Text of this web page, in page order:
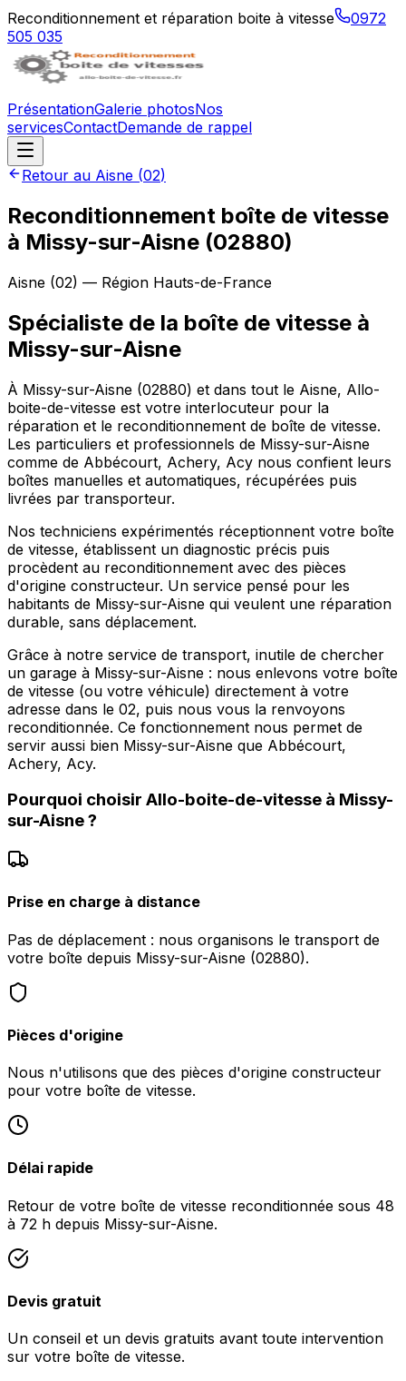
Reconditionnement et réparation boite à vitesse
0972
505 035
PrésentationGalerie photosNos
servicesContactDemande de rappel
Retour au Aisne (02)
Reconditionnement boîte de vitesse
à Missy-sur-Aisne (02880)
Aisne (02) — Région Hauts-de-France
Spécialiste de la boîte de vitesse à
Missy-sur-Aisne
À Missy-sur-Aisne (02880) et dans tout le Aisne, Allo-
boite-de-vitesse est votre interlocuteur pour la
réparation et le reconditionnement de boîte de vitesse.
Les particuliers et professionnels de Missy-sur-Aisne
comme de Abbécourt, Achery, Acy nous confient leurs
boîtes manuelles et automatiques, récupérées puis
livrées par transporteur.
Nos techniciens expérimentés réceptionnent votre boîte
de vitesse, établissent un diagnostic précis puis
procèdent au reconditionnement avec des pièces
d'origine constructeur. Un service pensé pour les
habitants de Missy-sur-Aisne qui veulent une réparation
durable, sans déplacement.
Grâce à notre service de transport, inutile de chercher
un garage à Missy-sur-Aisne : nous enlevons votre boîte
de vitesse (ou votre véhicule) directement à votre
adresse dans le 02, puis nous vous la renvoyons
reconditionnée. Ce fonctionnement nous permet de
servir aussi bien Missy-sur-Aisne que Abbécourt,
Achery, Acy.
Pourquoi choisir Allo-boite-de-vitesse à Missy-
sur-Aisne?
Prise en charge à distance
Pas de déplacement : nous organisons le transport de
votre boîte depuis Missy-sur-Aisne (02880).
Pièces d'origine
Nous n'utilisons que des pièces d'origine constructeur
pour votre boîte de vitesse.
Délai rapide
Retour de votre boîte de vitesse reconditionnée sous 48
à 72 h depuis Missy-sur-Aisne.
Devis gratuit
Un conseil et un devis gratuits avant toute intervention
sur votre boîte de vitesse.